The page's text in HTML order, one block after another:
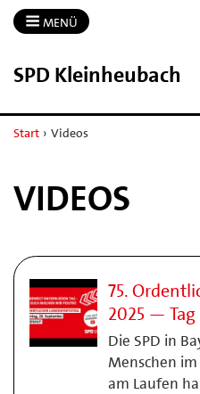
MENÜ
SPD Kleinheubach
Start › Videos
VIDEOS
75.
2025 — Tag
Die SPD in
Menschen im
am Laufen